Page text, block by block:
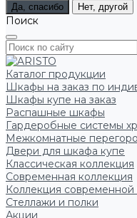
Да, спасибо Нет, другой
Поиск
Каталог продукции
Шкафы на заказ по
Шкафы купе на заказ
Распашные шкафы
Гардеробные системы
Межкомнатные
Двери для шкафа купе
Классическая коллекция
Современная коллекция
Коллекция
Стеллажи и полки
Акции